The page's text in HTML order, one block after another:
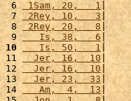
6
1Sam, 20,   1 |
7 2Rey, 10,   3
8
2Rey, 20,   8
9
   Is, 38,   6
10
   Is, 50,   1
11
  Jer, 16,  10
|
12
  Jer, 16,  10
|
13
  Jer, 23,  33
14
   Am,  4,  13
|